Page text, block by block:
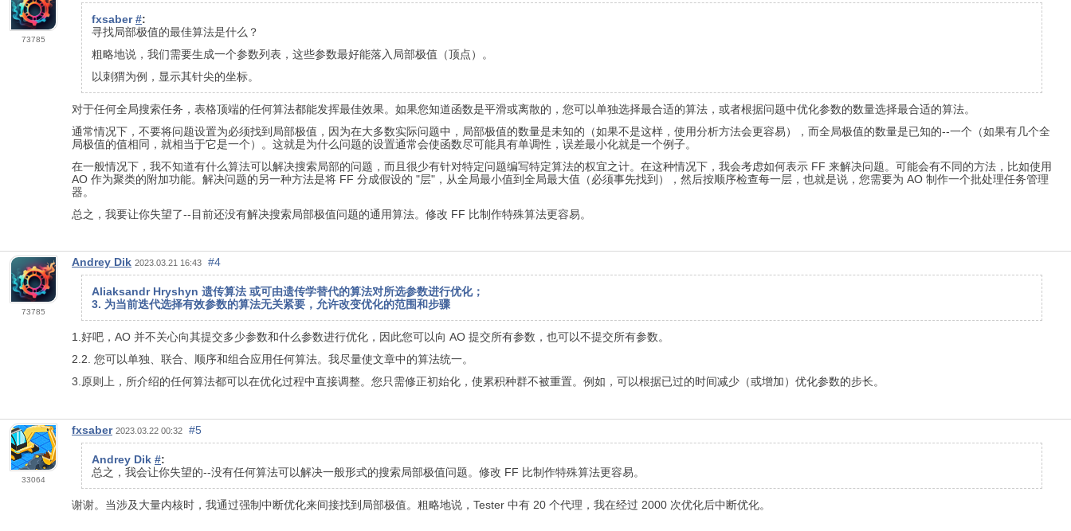
73785
fxsaber#:
寻找局部极值的最佳算法是什么？
粗略地说，我们需要生成一个参数列表，这些参数最好能落入局部极值（顶点）。
以刺猬为例，显示其针尖的坐标。
对于任何全局搜索任务，表格顶端的任何算法都能发挥最佳效果。如果您知道函数是平滑或离散的，您可以单独选择最合适的算法，或者根据问题中优化参数的数量选择最合适的算法。
通常情况下，不要将问题设置为必须找到局部极值，因为在大多数实际问题中，局部极值的数量是未知的（如果不是这样，使用分析方法会更容易），而全局极值的数量是已知的--一个（如果有几个全
局极值的值相同，就相当于它是一个）。这就是为什么问题的设置通常会使函数尽可能具有单调性，误差最小化就是一个例子。
在一般情况下，我不知道有什么算法可以解决搜索局部的问题，而且很少有针对特定问题编写特定算法的权宜之计。在这种情况下，我会考虑如何表示 FF 来解决问题。可能会有不同的方法，比如使用
AO 作为聚类的附加功能。解决问题的另一种方法是将 FF 分成假设的 "层"，从全局最小值到全局最大值（必须事先找到），然后按顺序检查每一层，也就是说，您需要为 AO 制作一个批处理任务管理
器。
总之，我要让你失望了--目前还没有解决搜索局部极值问题的通用算法。修改 FF 比制作特殊算法更容易。
73785
Andrey Dik 2023.03.21 16:43 #4
Aliaksandr Hryshyn 遗传算法 或可由遗传学替代的算法对所选参数进行优化；
3. 为当前迭代选择有效参数的算法无关紧要，允许改变优化的范围和步骤
1.好吧，AO 并不关心向其提交多少参数和什么参数进行优化，因此您可以向 AO 提交所有参数，也可以不提交所有参数。
2.2. 您可以单独、联合、顺序和组合应用任何算法。我尽量使文章中的算法统一。
3.原则上，所介绍的任何算法都可以在优化过程中直接调整。您只需修正初始化，使累积种群不被重置。例如，可以根据已过的时间减少（或增加）优化参数的步长。
33064
fxsaber 2023.03.22 00:32 #5
Andrey Dik #:
总之，我会让你失望的--没有任何算法可以解决一般形式的搜索局部极值问题。修改 FF 比制作特殊算法更容易。
谢谢。当涉及大量内核时，我通过强制中断优化来间接找到局部极值。粗略地说，Tester 中有 20 个代理，我在经过 2000 次优化后中断优化。